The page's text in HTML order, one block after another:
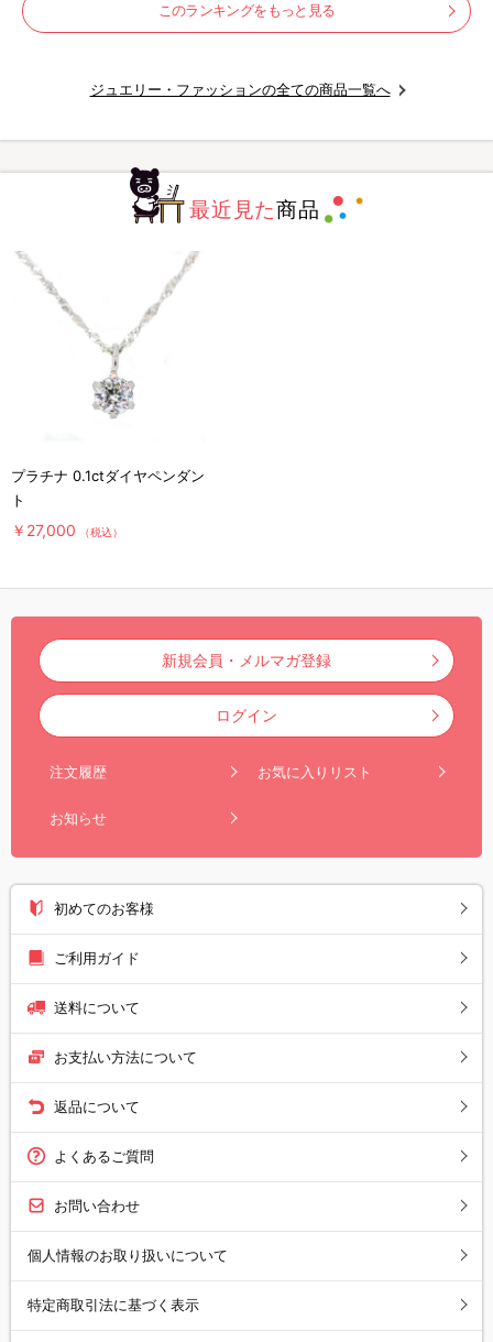
このランキングをもっと見る
ジュエリー・ファッションの全ての商品一覧へ
最近見た商品
プラチナ 0.1ctダイヤペンダン
ト
￥27,000 （税込）
新規会員・メルマガ登録
ログイン
注文履歴 お気に入りリスト
お知らせ
初めてのお客様
ご利用ガイド
送料について
お支払い方法について
返品について
よくあるご質問
お問い合わせ
個人情報のお取り扱いについて
特定商取引法に基づく表示